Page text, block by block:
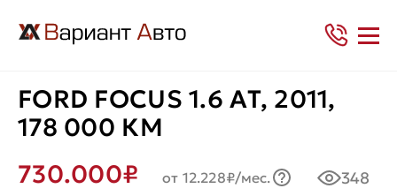
FORD FOCUS 1.6 АT, 2011,
178 000 КМ
730.000₽
от 12.228₽/мес. 348